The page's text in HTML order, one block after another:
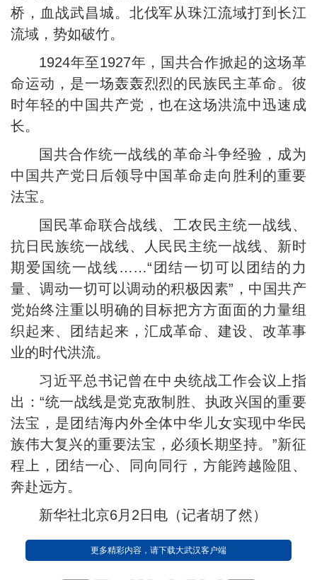
桥，血战武昌城。北伐军从珠江流域打到长江
流域，势如破竹。
1924年至1927年，国共合作掀起的这场革
命运动，是一场轰轰烈烈的民族民主革命。彼
时年轻的中国共产党，也在这场洪流中迅速成
长。
国共合作统一战线的革命斗争经验，成为
中国共产党日后领导中国革命走向胜利的重要
法宝。
国民革命联合战线、工农民主统一战线、
抗日民族统一战线、人民民主统一战线、新时
期爱国统一战线……“团结一切可以团结的力
量、调动一切可以调动的积极因素”，中国共产
党始终注重以明确的目标把方方面面的力量组
织起来、团结起来，汇成革命、建设、改革事
业的时代洪流。
习近平总书记曾在中央统战工作会议上指
出：“统一战线是党克敌制胜、执政兴国的重要
法宝，是团结海内外全体中华儿女实现中华民
族伟大复兴的重要法宝，必须长期坚持。”新征
程上，团结一心、同向同行，方能跨越险阻、
奔赴远方。
新华社北京6月2日电（记者胡了然）
更多精彩内容，请下载大武汉客户端